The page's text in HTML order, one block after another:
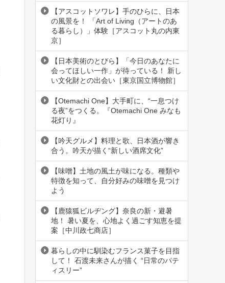
【アスコットソワレ】手のひらに、日本
の風景を！ 「Art of Living（アートのあ
る暮らし）」体験［アスコット丸の内東
京］
【日本美術のとびら】「今日のあなたに
会ってほしい一作」が待っている！ 新し
い文化財との出会い［東京国立博物館］
【Otemachi One】大手町に、“一息つけ
る夜”をつくる。『Otemachi One みなも
花灯り』
【吟天グルメ】料理と歌、日本酒が響き
合う。吟天が描く“新しい酒席文化”
【味噌】土地の風土が味になる。種類や
特徴を知って、自分好みの味噌を見つけ
よう
【鹿猿狐ビルヂング】奈良の新・避暑
地！ 暑い夏を、心地よく過ごす知恵を提
案［中川政七商店］
暮らしの中に馴染むフランス菓子を目指
して！ 石渡未来さんが描く “日常のパテ
ィスリー”